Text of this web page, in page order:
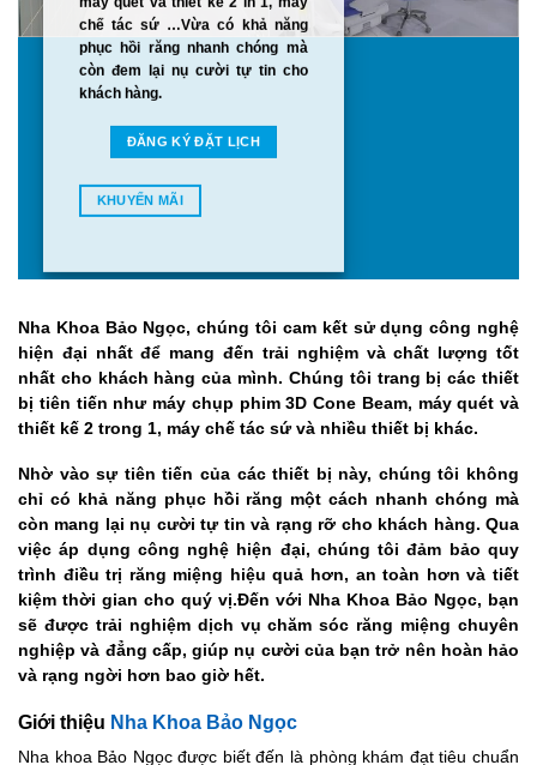
chế tác sứ …Vừa có khả năng
phục hồi răng nhanh chóng mà
còn đem lại nụ cười tự tin cho
khách hàng.
ĐĂNG KÝ ĐẶT LỊCH
KHUYẾN MÃI
Nha Khoa Bảo Ngọc, chúng tôi cam kết sử dụng công nghệ
hiện đại nhất để mang đến trải nghiệm và chất lượng tốt
nhất cho khách hàng của mình. Chúng tôi trang bị các thiết
bị tiên tiến như máy chụp phim 3D Cone Beam, máy quét và
thiết kế 2 trong 1, máy chế tác sứ và nhiều thiết bị khác.
Nhờ vào sự tiên tiến của các thiết bị này, chúng tôi không
chỉ có khả năng phục hồi răng một cách nhanh chóng mà
còn mang lại nụ cười tự tin và rạng rỡ cho khách hàng. Qua
việc áp dụng công nghệ hiện đại, chúng tôi đảm bảo quy
trình điều trị răng miệng hiệu quả hơn, an toàn hơn và tiết
kiệm thời gian cho quý vị.Đến với Nha Khoa Bảo Ngọc, bạn
sẽ được trải nghiệm dịch vụ chăm sóc răng miệng chuyên
nghiệp và đẳng cấp, giúp nụ cười của bạn trở nên hoàn hảo
và rạng ngời hơn bao giờ hết.
Giới thiệu Nha Khoa Bảo Ngọc
Nha khoa Bảo Ngọc được biết đến là phòng khám đạt tiêu chuẩn